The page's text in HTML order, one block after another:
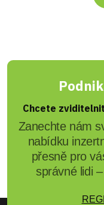
Chcete
Zanechte nám
nabídku
přesně pro
správné lidi